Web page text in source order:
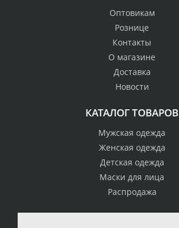
Оптовикам
Рознице
Контакты
О магазине
Доставка
Новости
КАТАЛОГ ТОВАРОВ
Мужская одежда
Женская одежда
Детская одежда
Маски для лица
Распродажа